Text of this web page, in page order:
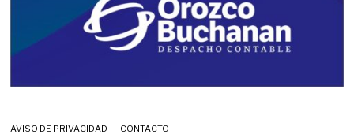
AVISO DE PRIVACIDAD CONTACTO